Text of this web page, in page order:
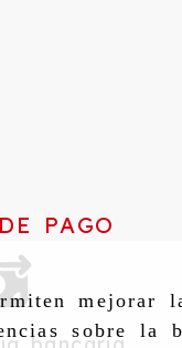
mejorar
sobre
PAGO